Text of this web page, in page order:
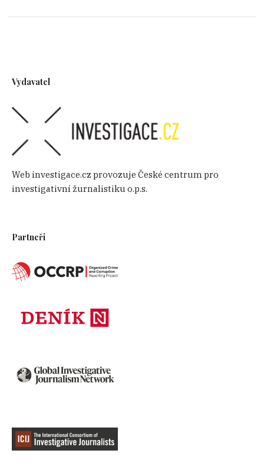
Vydavatel
Web investigace.cz provozuje České centrum pro
investigativní žurnalistiku o.p.s.
Partneři